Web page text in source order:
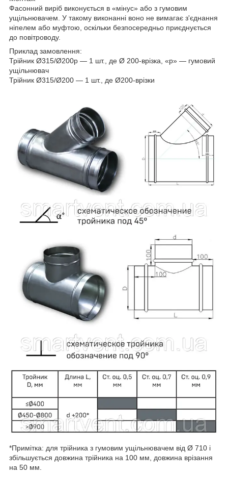
Фасонний виріб виконується в «мінус» або з гумовим
ущільнювачем. У такому виконанні воно не вимагає з'єднання
ніпелем або муфтою, оскільки безпосередньо приєднується
до повітроводу.
Приклад замовлення:
Трійник Ø315/Ø200р — 1 шт., де Ø 200-врізка, «р» — гумовий
ущільнювач
Трійник Ø315/Ø200 — 1 шт., де Ø200-врізки
*Примітка: для трійника з гумовим ущільнювачем від Ø 710 і
збільшується довжина трійника на 100 мм, довжина врізання
на 50 мм.